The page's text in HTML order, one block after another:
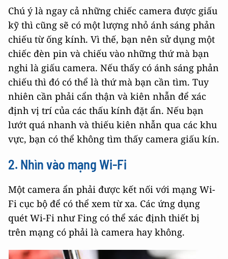
Chú ý là ngay cả những chiếc camera được giấu
kỹ thì cũng sẽ có một lượng nhỏ ánh sáng phản
chiếu từ ống kính. Vì thế, bạn nên sử dụng một
chiếc đèn pin và chiếu vào những thứ mà bạn
nghi là giấu camera. Nếu thấy có ánh sáng phản
chiếu thì đó có thể là thứ mà bạn cần tìm. Tuy
nhiên cần phải cẩn thận và kiên nhẫn để xác
định vị trí của các thấu kính đặt ẩn. Nếu bạn
lướt quá nhanh và thiếu kiên nhẫn qua các khu
vực, bạn có thể không tìm thấy camera giấu kín.
2. Nhìn vào mạng Wi-Fi
Một camera ẩn phải được kết nối với mạng Wi-
Fi cục bộ để có thể xem từ xa. Các ứng dụng
quét Wi-Fi như Fing có thể xác định thiết bị
trên mạng có phải là camera hay không.